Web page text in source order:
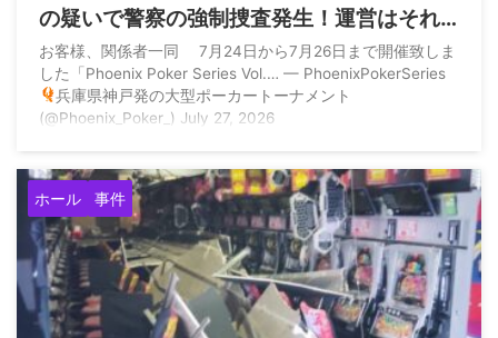
の疑いで警察の強制捜査発生！運営はそれ
でも後日プライズ(賞品)付与すると宣言
お客様、関係者一同 7月24日から7月26日まで開催致しま
した「Phoenix Poker Series Vol.… — PhoenixPokerSeries
兵庫県神戸発の大型ポーカートーナメント
(@Phoenix_Poker_) July 27, 2026
ホール 事件